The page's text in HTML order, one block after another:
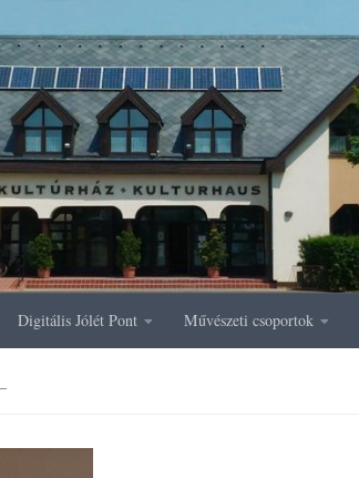
Digitális Jólét Pont Művészeti csoportok